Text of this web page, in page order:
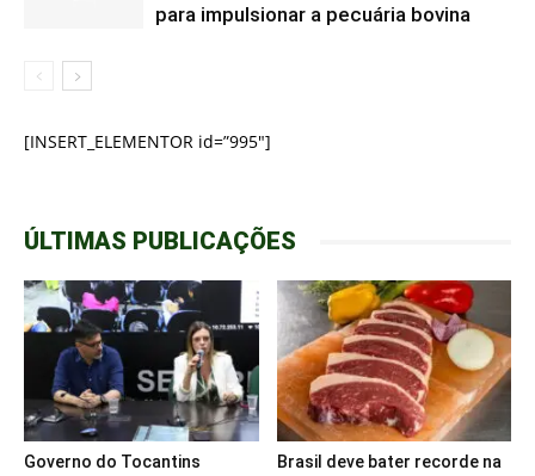
para impulsionar a pecuária bovina
[INSERT_ELEMENTOR id=”995″]
ÚLTIMAS PUBLICAÇÕES
Governo do Tocantins
Brasil deve bater recorde na